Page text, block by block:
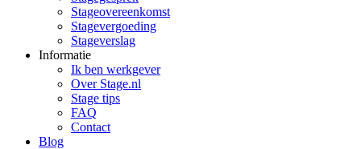
Stageovereenkomst
Stagevergoeding
Stageverslag
Informatie
Ik ben werkgever
Over Stage.nl
Stage tips
FAQ
Contact
Blog